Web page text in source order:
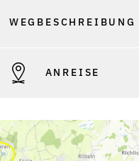
WEGBESCHREIBUNG
ANREISE